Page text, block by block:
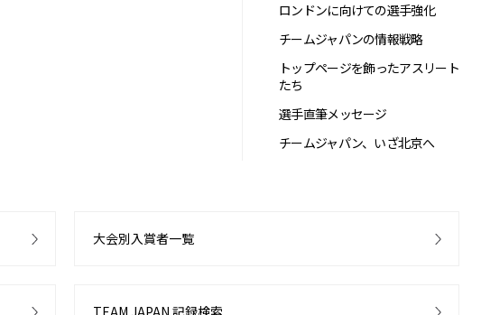
ロンドンに向けての選手強化
チームジャパンの情報戦略
トップページを飾ったアスリート
たち
選手直筆メッセージ
チームジャパン、いざ北京へ
大会別入賞者一覧
TEAM JAPAN 記録検索